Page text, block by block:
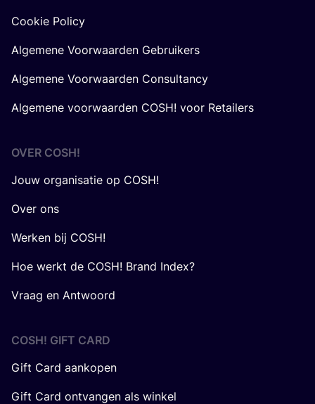
Cookie Policy
Algemene Voorwaarden Gebruikers
Algemene Voorwaarden Consultancy
Algemene voorwaarden COSH! voor Retailers
OVER COSH!
Jouw organisatie op COSH!
Over ons
Werken bij COSH!
Hoe werkt de COSH! Brand Index?
Vraag en Antwoord
COSH! GIFT CARD
Gift Card aankopen
Gift Card ontvangen als winkel